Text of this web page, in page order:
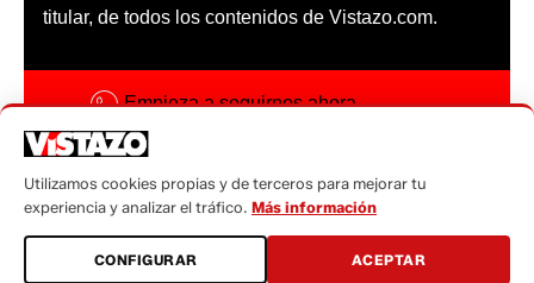
titular, de todos los contenidos de Vistazo.com.
Empieza a seguirnos ahora
Código ética
Sugerencias a:
sugerencias@vistazo.com
Utilizamos cookies propias y de terceros para mejorar tu
experiencia y analizar el tráfico. Más información
CONFIGURAR ACEPTAR